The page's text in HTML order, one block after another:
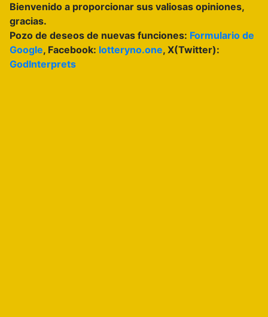
Bienvenido a proporcionar sus valiosas opiniones,
gracias.
Pozo de deseos de nuevas funciones: Formulario de
Google, Facebook: lotteryno.one, X(Twitter):
GodInterprets